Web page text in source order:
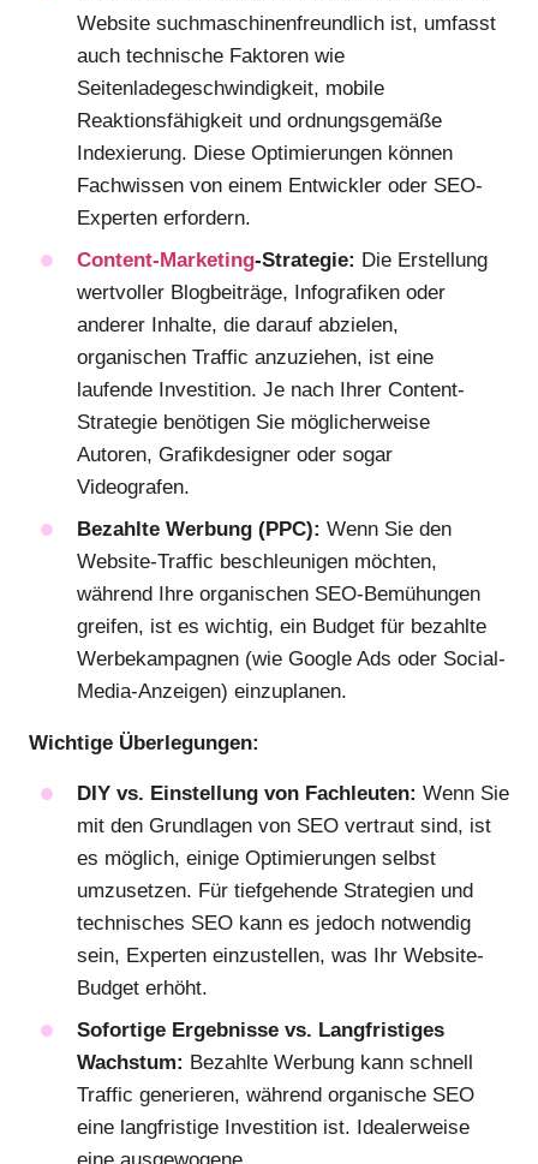
Website suchmaschinenfreundlich ist, umfasst
auch technische Faktoren wie
Seitenladegeschwindigkeit, mobile
Reaktionsfähigkeit und ordnungsgemäße
Indexierung. Diese Optimierungen können
Fachwissen von einem Entwickler oder SEO-
Experten erfordern.
Content-Marketing-Strategie: Die Erstellung
wertvoller Blogbeiträge, Infografiken oder
anderer Inhalte, die darauf abzielen,
organischen Traffic anzuziehen, ist eine
laufende Investition. Je nach Ihrer Content-
Strategie benötigen Sie möglicherweise
Autoren, Grafikdesigner oder sogar
Videografen.
Bezahlte Werbung (PPC): Wenn Sie den
Website-Traffic beschleunigen möchten,
während Ihre organischen SEO-Bemühungen
greifen, ist es wichtig, ein Budget für bezahlte
Werbekampagnen (wie Google Ads oder Social-
Media-Anzeigen) einzuplanen.
Wichtige Überlegungen:
DIY vs. Einstellung von Fachleuten: Wenn Sie
mit den Grundlagen von SEO vertraut sind, ist
es möglich, einige Optimierungen selbst
umzusetzen. Für tiefgehende Strategien und
technisches SEO kann es jedoch notwendig
sein, Experten einzustellen, was Ihr Website-
Budget erhöht.
Sofortige Ergebnisse vs. Langfristiges
Wachstum: Bezahlte Werbung kann schnell
Traffic generieren, während organische SEO
eine langfristige Investition ist. Idealerweise
eine ausgewogene